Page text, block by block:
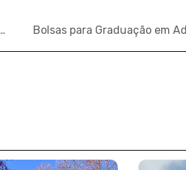
tirar o certificado de fluência